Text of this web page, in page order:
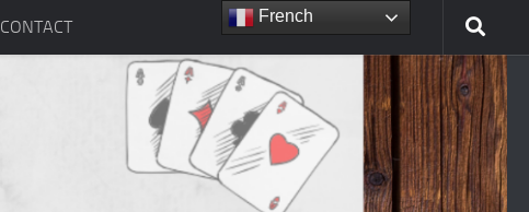
CONTACT
French